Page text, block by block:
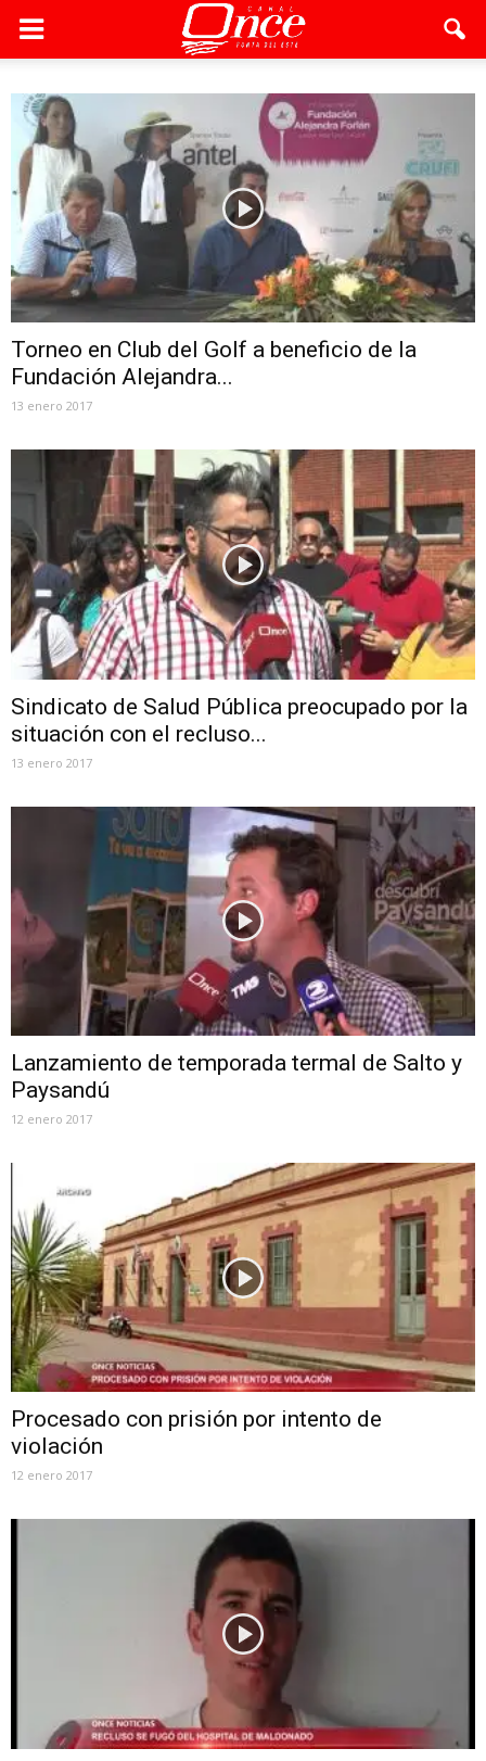
Torneo en Club del Golf a beneficio de la
Fundación Alejandra...
13 enero 2017
Sindicato de Salud Pública preocupado por la
situación con el recluso...
13 enero 2017
Lanzamiento de temporada termal de Salto y
Paysandú
12 enero 2017
Procesado con prisión por intento de
violación
12 enero 2017